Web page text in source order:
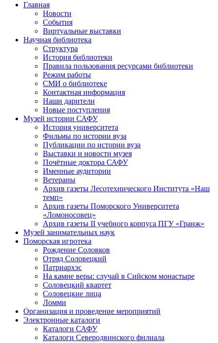
Главная
Новости
События
Виртуальные выставки
Научная библиотека
Структура
История библиотеки
Правила пользования ресурсами библиотеки
Режим работы
СМИ о библиотеке
Контактная информация
Наши дарители
Новые поступления
Музей истории САФУ
История университета
Фильмы по истории вуза
Публикации по истории вуза
Выставки и новости музея
Почётные доктора САФУ
Именные аудитории
Ветераны
Архив газеты Лесотехнического Института «Наш
темп»
Архив газеты Поморского Университета
«Ломоносовец»
Архив газеты II учебного корпуса ПГУ «Гранж»
Музей занимательных наук
Поморская игротека
Рождение Соловков
Отряд Соловецкий
Патриархэс
На камне веры: случай в Сийском монастыре
Соловецкий квартет
Соловецкие лица
Ломми
Организация и проведение мероприятий
Электронные каталоги
Каталоги САФУ
Каталоги Северодвинского филиала